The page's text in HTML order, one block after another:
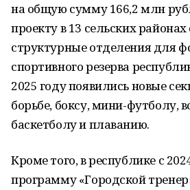
на общую сумму 166,2 млн
проекту в 13 сельских
структурные отделения для
спортивного резерва
2025 году появились новые
борьбе, боксу, мини-футболу,
баскетболу и плаванию.
Кроме того, в республике с
программу «Городской